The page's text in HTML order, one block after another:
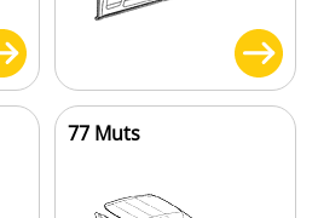
77 Muts